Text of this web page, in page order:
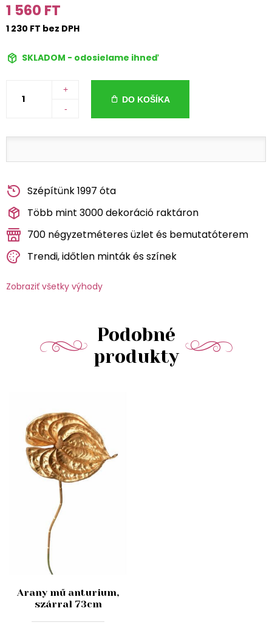
1 560 FT
1 230 FT bez DPH
SKLADOM - odosielame ihneď
+
-
DO KOŠÍKA
Szépítünk 1997 óta
Több mint 3000 dekoráció raktáron
700 négyzetméteres üzlet és bemutatóterem
Trendi, időtlen minták és színek
Zobraziť všetky výhody
Podobné
produkty
Arany mű anturium,
szárral 73cm